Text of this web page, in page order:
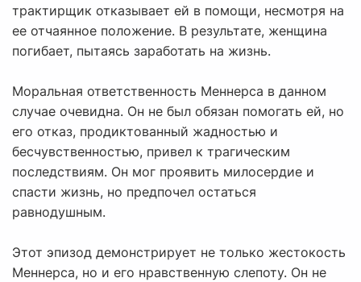
трактирщик отказывает ей в помощи, несмотря на
ее отчаянное положение. В результате, женщина
погибает, пытаясь заработать на жизнь.
Моральная ответственность Меннерса в данном
случае очевидна. Он не был обязан помогать ей, но
его отказ, продиктованный жадностью и
бесчувственностью, привел к трагическим
последствиям. Он мог проявить милосердие и
спасти жизнь, но предпочел остаться
равнодушным.
Этот эпизод демонстрирует не только жестокость
Меннерса, но и его нравственную слепоту. Он не